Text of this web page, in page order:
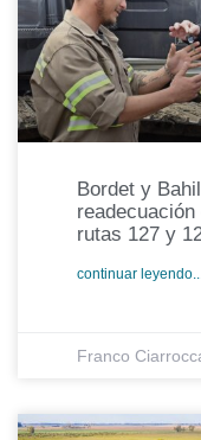
Bordet y
rutas 127 y
continuar
Franco